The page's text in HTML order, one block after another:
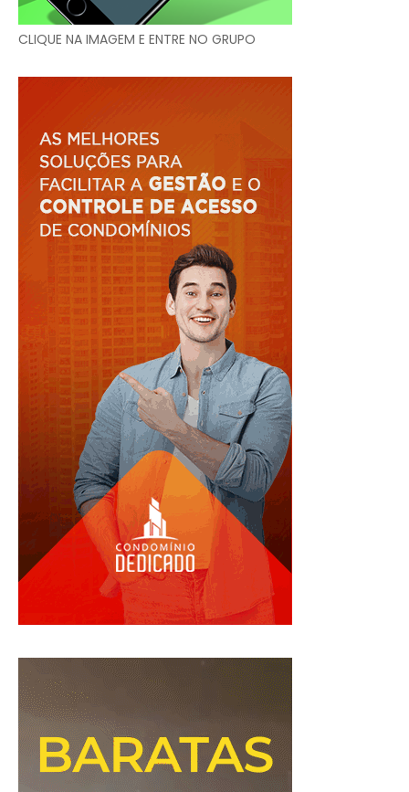
CLIQUE NA IMAGEM E ENTRE NO GRUPO